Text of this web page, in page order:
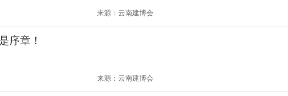
议展览中心，与 2026贵州建筑及装饰材料博览会同步开展。 占位2026贵州定制家居展，打
来源：云南建博会
序章！
来源：云南建博会